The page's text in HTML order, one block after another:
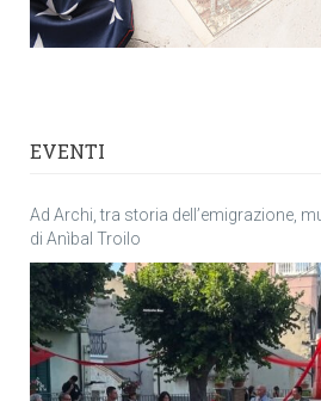
EVENTI
Ad Archi, tra storia dell’emigrazione,
di Anìbal Troilo